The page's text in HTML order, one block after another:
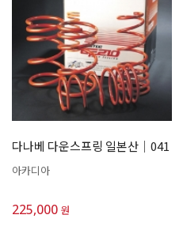
다나베 다운스프링 일본산│041
아카디아
225,000 원